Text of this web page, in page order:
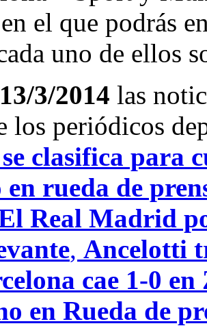
el que podrás
uno de ellos
13/3/2014 las
los periódicos
clasifica para
rueda de
Real Madrid
, Ancelotti
cae 1-0
en Rueda de